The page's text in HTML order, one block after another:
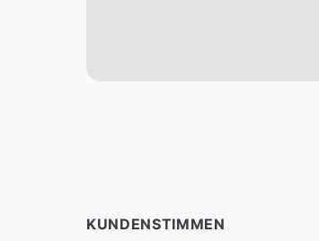
KUNDENSTIMMEN